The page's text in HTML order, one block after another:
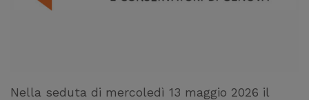
Nella seduta di mercoledì 13 maggio 2026 il